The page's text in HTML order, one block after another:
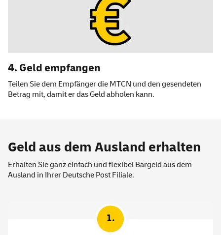
4. Geld empfangen
Teilen Sie dem Empfänger die MTCN und den gesendeten
Betrag mit, damit er das Geld abholen kann.
Geld aus dem Ausland erhalten
Erhalten Sie ganz einfach und flexibel Bargeld aus dem
Ausland in Ihrer Deutsche Post Filiale.